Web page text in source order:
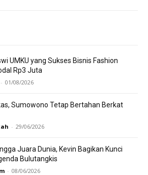
UMKU yang Sukses Bisnis Fashion
Rp3 Juta
- 01/08/2026
Sumowono Tetap Bertahan Berkat
- 29/06/2026
Juara Dunia, Kevin Bagikan Kunci
Bulutangkis
- 08/06/2026